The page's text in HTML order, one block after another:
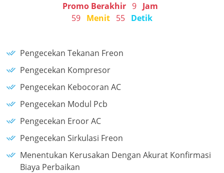
Promo Berakhir 9 Jam
59 Menit 55 Detik
Pengecekan Tekanan Freon
Pengecekan Kompresor
Pengecekan Kebocoran AC
Pengecekan Modul Pcb
Pengecekan Eroor AC
Pengecekan Sirkulasi Freon
Menentukan Kerusakan Dengan Akurat Konfirmasi
Biaya Perbaikan